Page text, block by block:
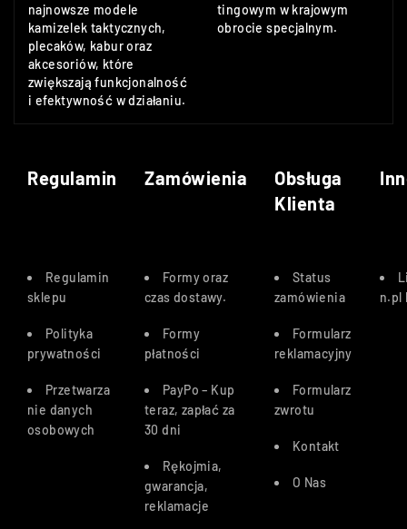
najnowsze modele
kamizelek taktycznych,
plecaków, kabur oraz
akcesoriów, które
zwiększają funkcjonalność
i efektywność w działaniu.
tingowym w krajowym
obrocie specjalnym.
Regulamin Zamówienia
Obsługa
Klienta
Regulamin
sklepu
Polityka
prywatności
Przetwarza
nie danych
osobowych
Formy oraz
czas dostawy.
Formy
płatności
PayPo – Kup
teraz, zapłać za
30 dni
Rękojmia,
gwarancja,
reklamacje
Status
zamówienia
Formularz
reklamacyjny
Formularz
zwrotu
Kontakt
O Nas
n.pl